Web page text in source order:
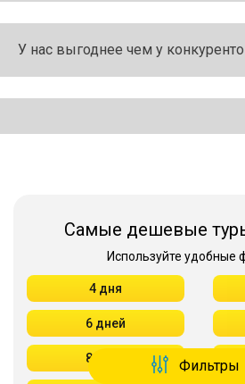
У нас выгоднее чем у
Фильтры
Самые дешевые
Используйте удобные
4 дня
6 дней
8 дней